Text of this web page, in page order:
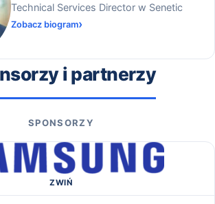
Technical Services Director w Senetic
Zobacz biogram
i partnerzy
SPONSORZY
ZWIŃ